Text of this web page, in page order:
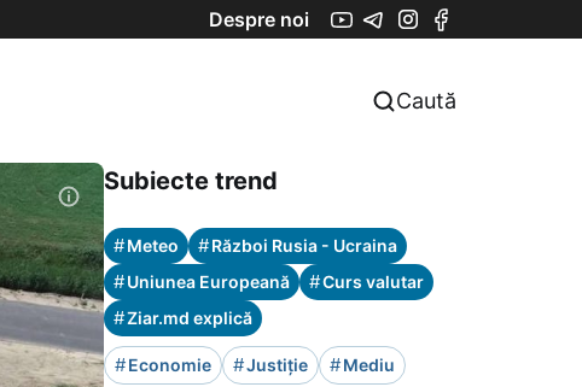
Despre noi
Caută
Subiecte trend
#Meteo #Război Rusia - Ucraina
#Uniunea Europeană #Curs valutar
#Ziar.md explică
#Economie #Justiție #Mediu